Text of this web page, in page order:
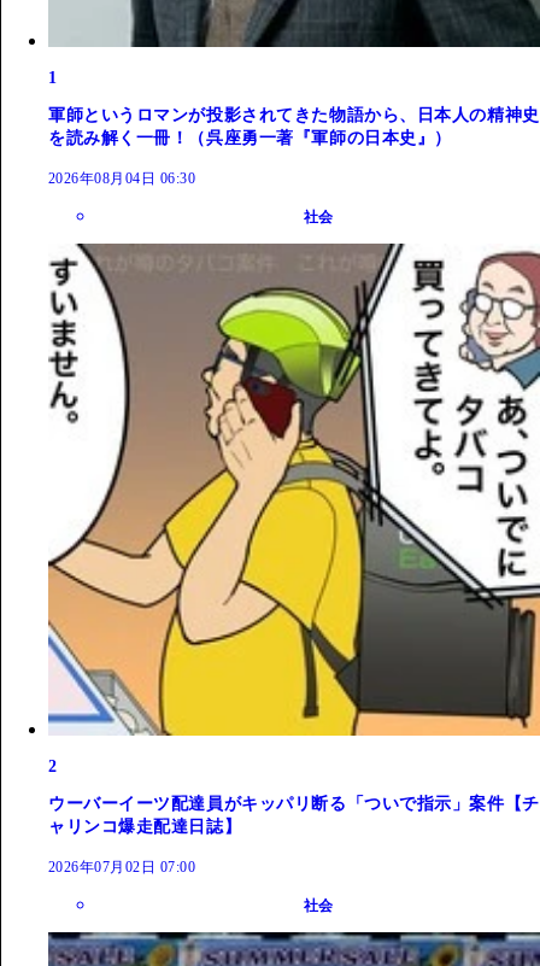
1
軍師というロマンが投影されてきた物語から、日本人の精神史
を読み解く一冊！（呉座勇一著『軍師の日本史』）
2026年08月04日 06:30
社会
2
ウーバーイーツ配達員がキッパリ断る「ついで指示」案件【チ
ャリンコ爆走配達日誌】
2026年07月02日 07:00
社会